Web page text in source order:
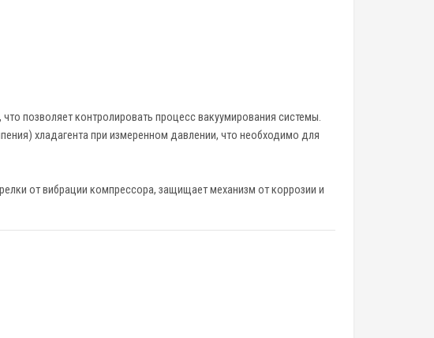
позволяет контролировать процесс вакуумирования системы.
хладагента при измеренном давлении, что необходимо для
от вибрации компрессора, защищает механизм от коррозии и